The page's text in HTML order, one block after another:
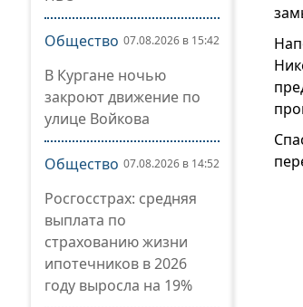
Общество 07.08.2026 в 15:42
В Кургане ночью
закроют движение по
улице Войкова
Общество 07.08.2026 в 14:52
Росгосстрах: средняя
выплата по
страхованию жизни
ипотечников в 2026
году выросла на 19%